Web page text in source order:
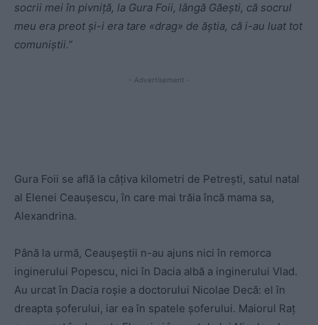
socrii mei în pivniţă, la Gura Foii, lângă Găeşti, că socrul
meu era preot şi-i era tare «drag» de ăştia, că i-au luat tot
comuniştii.”
- Advertisement -
Gura Foii se află la câţiva kilometri de Petreşti, satul natal
al Elenei Ceauşescu, în care mai trăia încă mama sa,
Alexandrina.
Până la urmă, Ceauşeştii n-au ajuns nici în remorca
inginerului Popescu, nici în Dacia albă a inginerului Vlad.
Au urcat în Dacia roşie a doctorului Nicolae Decă: el în
dreapta şoferului, iar ea în spatele şoferului. Maiorul Raţ